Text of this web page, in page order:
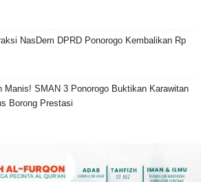
NasDem DPRD Ponorogo Kembalikan Rp
Manis! SMAN 3 Ponorogo Buktikan Karawitan
Borong Prestasi